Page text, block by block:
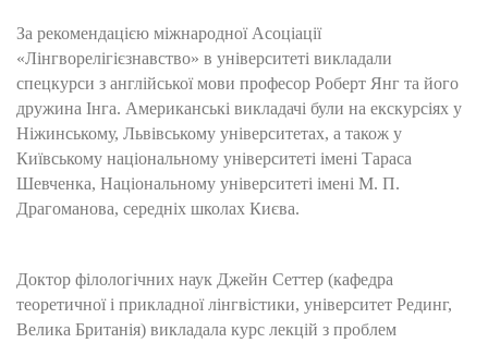
За рекомендацією міжнародної Асоціації
«Лінгворелігієзнавство» в університеті викладали
спецкурси з англійської мови професор Роберт Янг та його
дружина Інга. Американські викладачі були на екскурсіях у
Ніжинському, Львівському університетах, а також у
Київському національному університеті імені Тараса
Шевченка, Національному університеті імені М. П.
Драгоманова, середніх школах Києва.
Доктор філологічних наук Джейн Сеттер (кафедра
теоретичної і прикладної лінгвістики, університет Рединг,
Велика Британія) викладала курс лекцій з проблем